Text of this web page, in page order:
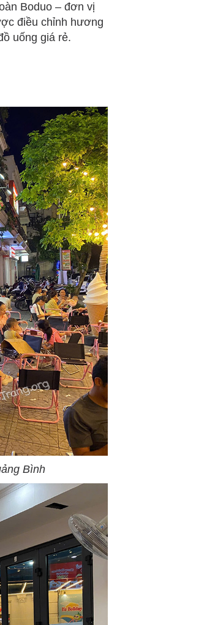
Boduo – đơn vị
điều chỉnh hương
uống giá rẻ.
Bình